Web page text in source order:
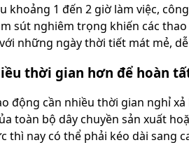
khoảng 1 đến 2 giờ làm việc,
sút nghiêm trọng khiến các
những ngày thời tiết mát mẻ,
thời gian hơn để hoàn
động cần nhiều thời gian nghỉ
toàn bộ dây chuyền sản xuất
nay có thể phải kéo dài sang